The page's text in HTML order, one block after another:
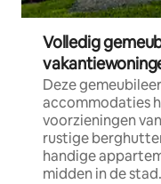
Volledig
Deze
accommodaties
voorzieningen
rustige
handige
midden in de stad.